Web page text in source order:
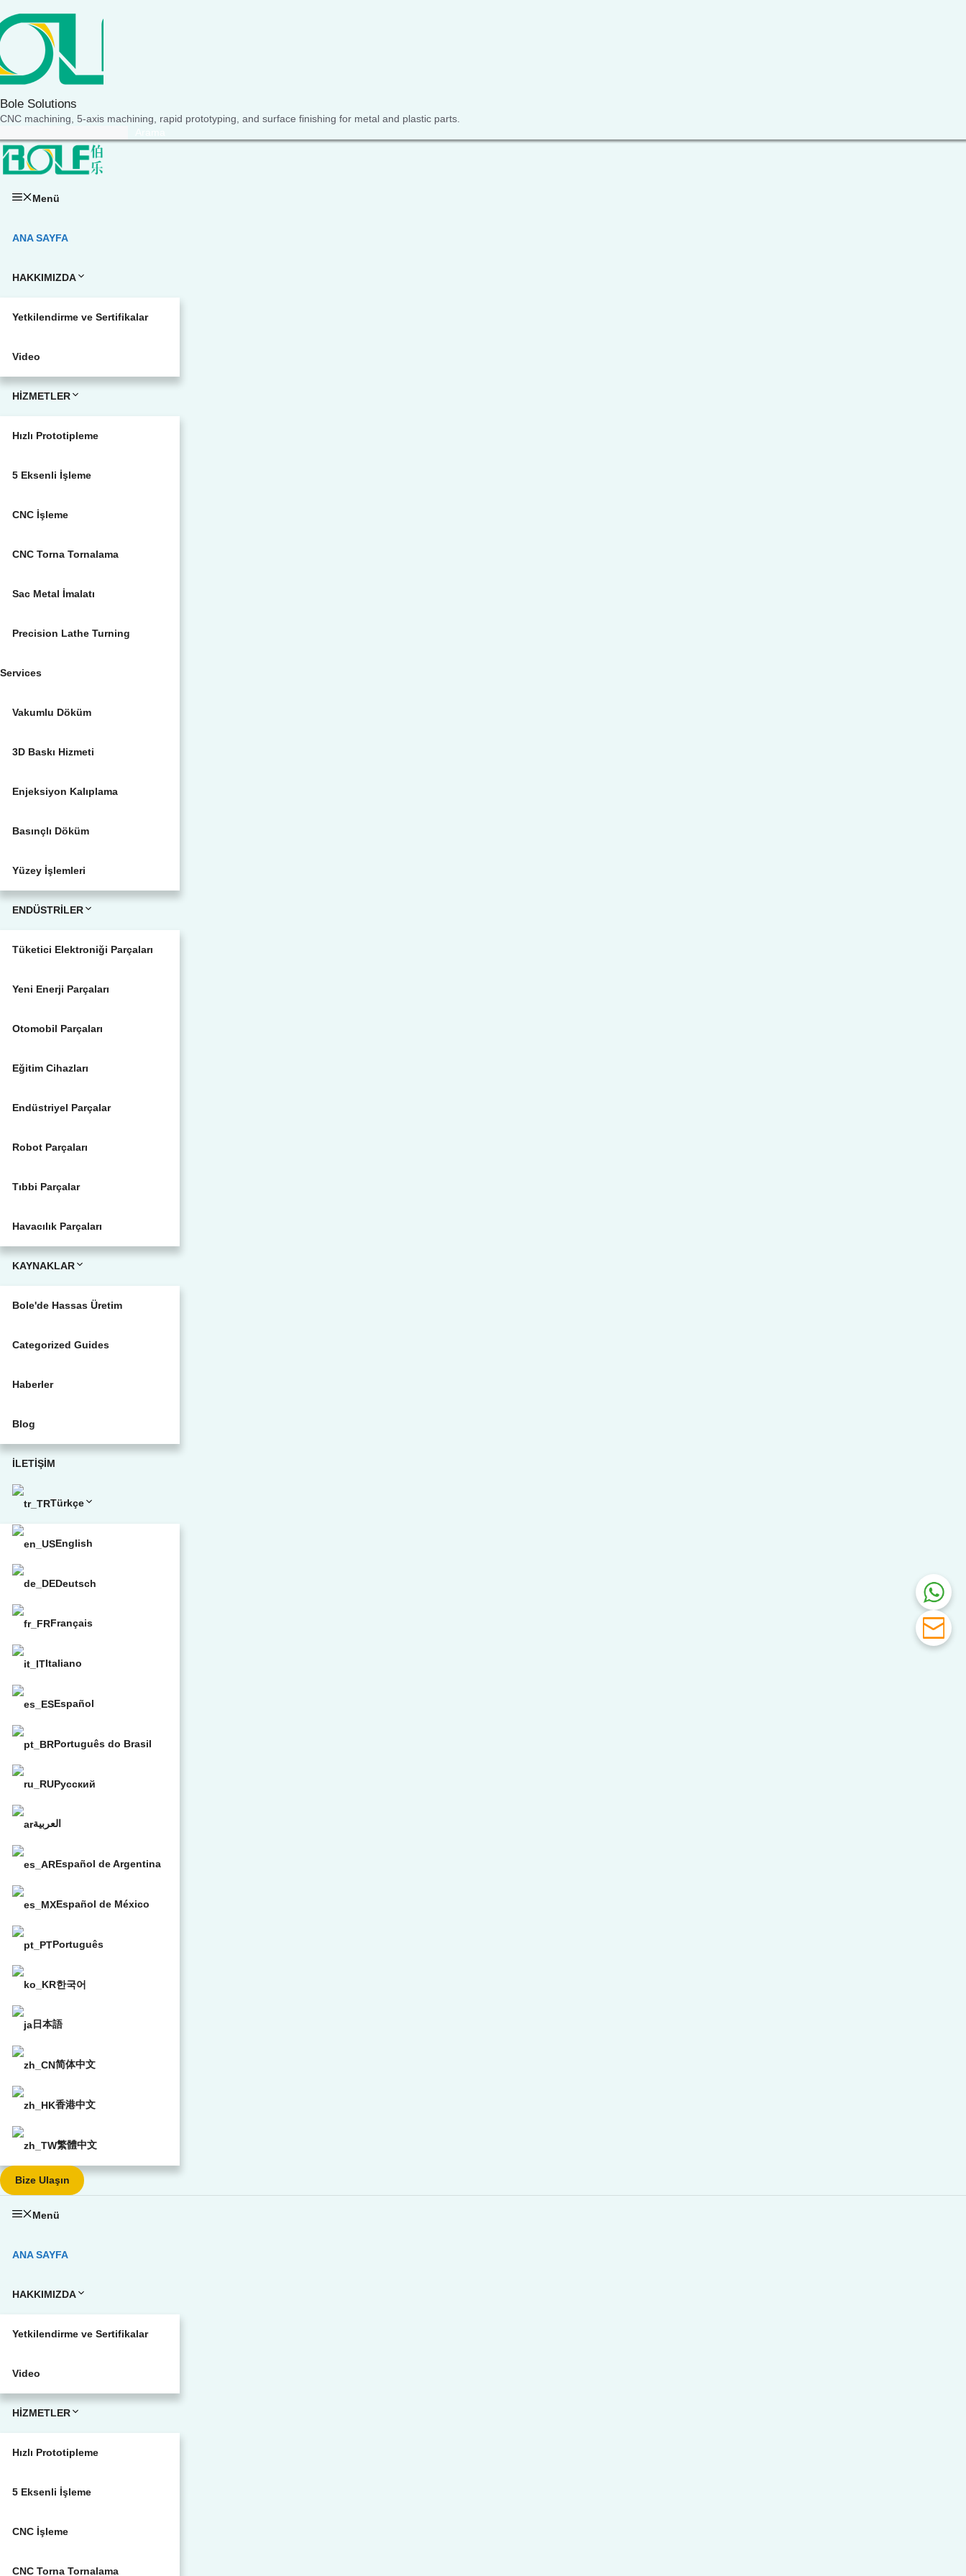
atla
Bole Solutions
CNC machining, 5-axis machining, rapid prototyping, and surface finishing for metal and plastic parts.
Menü
ANA SAYFA
HAKKIMIZDA
Yetkilendirme ve Sertifikalar
Video
HİZMETLER
Hızlı Prototipleme
5 Eksenli İşleme
CNC İşleme
CNC Torna Tornalama
Sac Metal İmalatı
Precision Lathe Turning
Services
Vakumlu Döküm
3D Baskı Hizmeti
Enjeksiyon Kalıplama
Basınçlı Döküm
Yüzey İşlemleri
ENDÜSTRİLER
Tüketici Elektroniği Parçaları
Yeni Enerji Parçaları
Otomobil Parçaları
Eğitim Cihazları
Endüstriyel Parçalar
Robot Parçaları
Tıbbi Parçalar
Havacılık Parçaları
KAYNAKLAR
Bole'de Hassas Üretim
Categorized Guides
Haberler
Blog
İLETİŞİM
Türkçe
English
Deutsch
Français
Italiano
Español
Português do Brasil
Русский
العربية
Español de Argentina
Español de México
Português
한국어
日本語
简体中文
香港中文
繁體中文
Bize Ulaşın
Menü
ANA SAYFA
HAKKIMIZDA
Yetkilendirme ve Sertifikalar
Video
HİZMETLER
Hızlı Prototipleme
5 Eksenli İşleme
CNC İşleme
CNC Torna Tornalama